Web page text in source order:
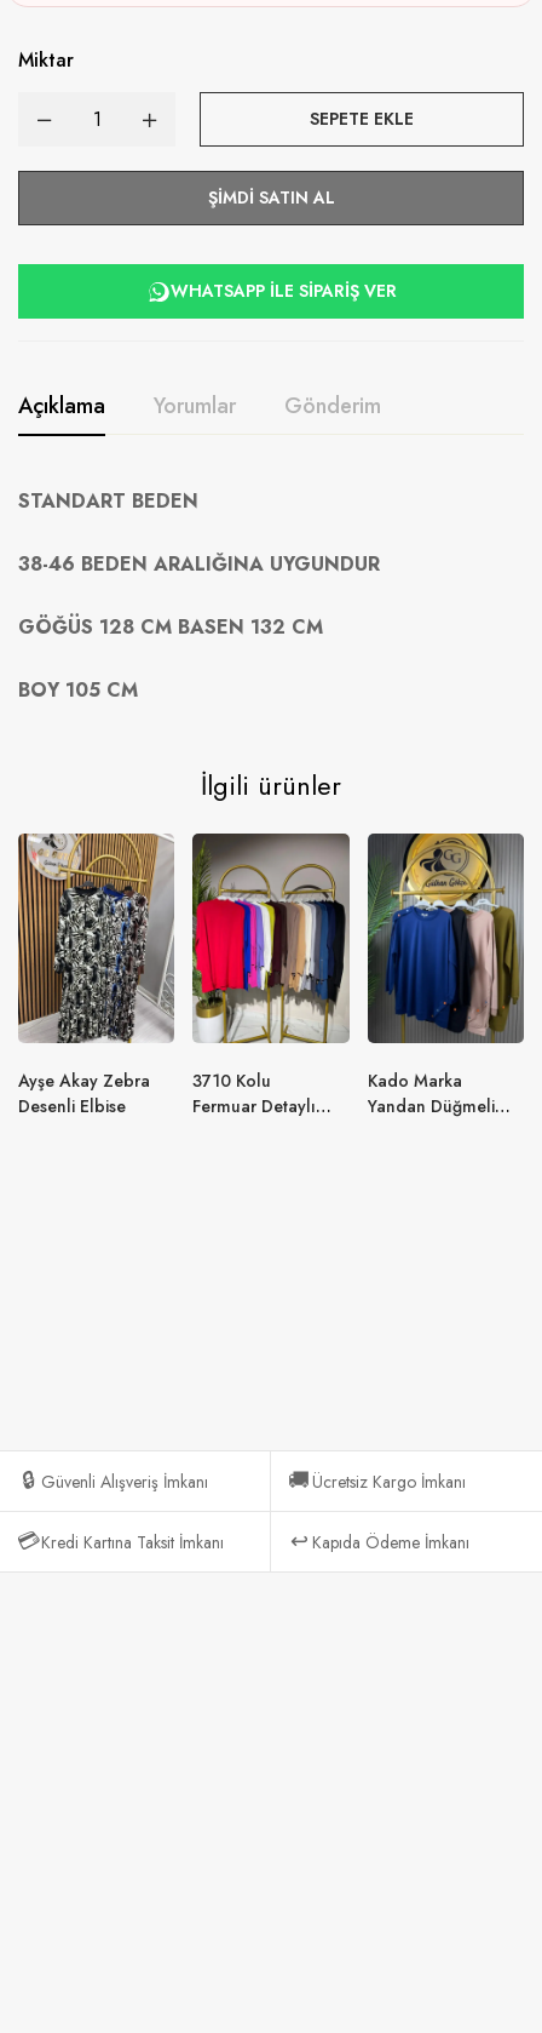
Miktar
SEPETE EKLE
ŞIMDI SATIN AL
WHATSAPP ILE SIPARIŞ VER
Açıklama Yorumlar Gönderim
STANDART BEDEN
38-46 BEDEN ARALIĞINA UYGUNDUR
GÖĞÜS 128 CM BASEN 132 CM
BOY 105 CM
İlgili ürünler
Ayşe Akay Zebra
Desenli Elbise
3710 Kolu
Fermuar Detaylı
Kado Marka
Yandan Düğmeli
🔒 Güvenli Alışveriş İmkanı 🚚Ücretsiz Kargo İmkanı
💳Kredi Kartına Taksit İmkanı ↩️ Kapıda Ödeme İmkanı